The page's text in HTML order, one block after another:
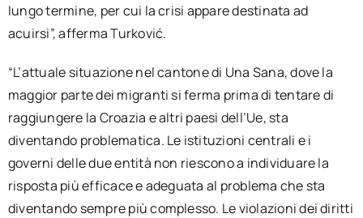
lungo termine, per cui la crisi appare destinata ad
acuirsi”, afferma Turković.
“L’attuale situazione nel cantone di Una Sana, dove la
maggior parte dei migranti si ferma prima di tentare di
raggiungere la Croazia e altri paesi dell’Ue, sta
diventando problematica. Le istituzioni centrali e i
governi delle due entità non riescono a individuare la
risposta più efficace e adeguata al problema che sta
diventando sempre più complesso. Le violazioni dei diritti